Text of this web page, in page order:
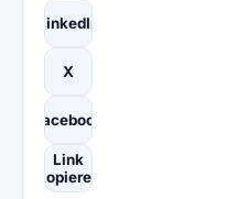
LinkedIn
X
Facebook
Link
kopieren